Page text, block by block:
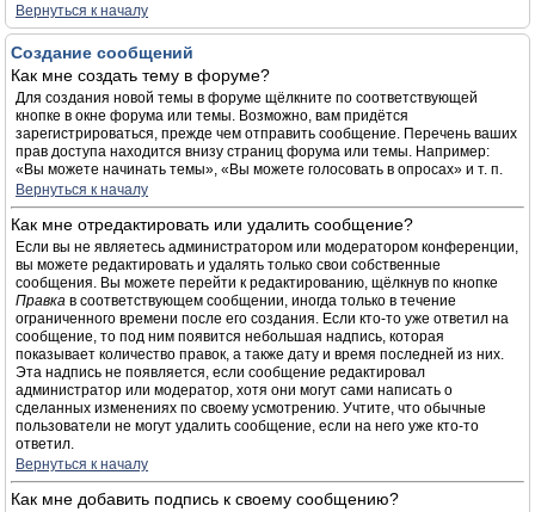
Вернуться к началу
Создание сообщений
Как мне создать тему в форуме?
Для создания новой темы в форуме щёлкните по соответствующей
кнопке в окне форума или темы. Возможно, вам придётся
зарегистрироваться, прежде чем отправить сообщение. Перечень ваших
прав доступа находится внизу страниц форума или темы. Например:
«Вы можете начинать темы», «Вы можете голосовать в опросах» и т. п.
Вернуться к началу
Как мне отредактировать или удалить сообщение?
Если вы не являетесь администратором или модератором конференции,
вы можете редактировать и удалять только свои собственные
сообщения. Вы можете перейти к редактированию, щёлкнув по кнопке
Правка в соответствующем сообщении, иногда только в течение
ограниченного времени после его создания. Если кто-то уже ответил на
сообщение, то под ним появится небольшая надпись, которая
показывает количество правок, а также дату и время последней из них.
Эта надпись не появляется, если сообщение редактировал
администратор или модератор, хотя они могут сами написать о
сделанных изменениях по своему усмотрению. Учтите, что обычные
пользователи не могут удалить сообщение, если на него уже кто-то
ответил.
Вернуться к началу
Как мне добавить подпись к своему сообщению?